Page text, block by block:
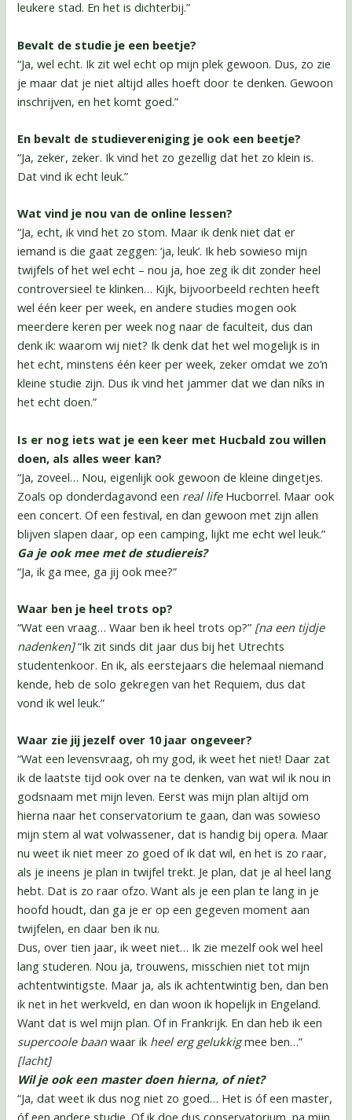
leukere stad. En het is dichterbij.”
Bevalt de studie je een beetje?
“Ja, wel echt. Ik zit wel echt op mijn plek gewoon. Dus, zo zie
je maar dat je niet altijd alles hoeft door te denken. Gewoon
inschrijven, en het komt goed.”
En bevalt de studievereniging je ook een beetje?
“Ja, zeker, zeker. Ik vind het zo gezellig dat het zo klein is.
Dat vind ik echt leuk.”
Wat vind je nou van de online lessen?
“Ja, echt, ik vind het zo stom. Maar ik denk niet dat er
iemand is die gaat zeggen: ‘ja, leuk’. Ik heb sowieso mijn
twijfels of het wel echt – nou ja, hoe zeg ik dit zonder heel
controversieel te klinken… Kijk, bijvoorbeeld rechten heeft
wel één keer per week, en andere studies mogen ook
meerdere keren per week nog naar de faculteit, dus dan
denk ik: waarom wij niet? Ik denk dat het wel mogelijk is in
het echt, minstens één keer per week, zeker omdat we zo’n
kleine studie zijn. Dus ik vind het jammer dat we dan níks in
het echt doen.”
Is er nog iets wat je een keer met Hucbald zou willen
doen, als alles weer kan?
“Ja, zoveel… Nou, eigenlijk ook gewoon de kleine dingetjes.
Zoals op donderdagavond een real lifeHucborrel. Maar ook
een concert. Of een festival, en dan gewoon met zijn allen
blijven slapen daar, op een camping, lijkt me echt wel leuk.”
Ga je ook mee met de studiereis?
“Ja, ik ga mee, ga jij ook mee?”
Waar ben je heel trots op?
“Wat een vraag… Waar ben ik heel trots op?” [na een tijdje
nadenken]“Ik zit sinds dit jaar dus bij het Utrechts
studentenkoor. En ik, als eerstejaars die helemaal niemand
kende, heb de solo gekregen van het Requiem, dus dat
vond ik wel leuk.”
Waar zie jij jezelf over 10 jaar ongeveer?
“Wat een levensvraag, oh my god, ik weet het niet! Daar zat
ik de laatste tijd ook over na te denken, van wat wil ik nou in
godsnaam met mijn leven. Eerst was mijn plan altijd om
hierna naar het conservatorium te gaan, dan was sowieso
mijn stem al wat volwassener, dat is handig bij opera. Maar
nu weet ik niet meer zo goed of ik dat wil, en het is zo raar,
als je ineens je plan in twijfel trekt. Je plan, dat je al heel lang
hebt. Dat is zo raar ofzo. Want als je een plan te lang in je
hoofd houdt, dan ga je er op een gegeven moment aan
twijfelen, en daar ben ik nu.
Dus, over tien jaar, ik weet niet… Ik zie mezelf ook wel heel
lang studeren. Nou ja, trouwens, misschien niet tot mijn
achtentwintigste. Maar ja, als ik achtentwintig ben, dan ben
ik net in het werkveld, en dan woon ik hopelijk in Engeland.
Want dat is wel mijn plan. Of in Frankrijk. En dan heb ik een
supercoole baanwaar ik heel erg gelukkigmee ben…”
[lacht]
Wil je ook een master doen hierna, of niet?
“Ja, dat weet ik dus nog niet zo goed… Het is óf een master,